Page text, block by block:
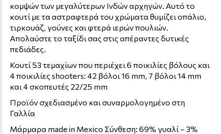
κομψών των μεγαλύτερων Ινδών αρχηγών. Αυτό το
κουτί με τα αστραφτερά του χρώματα θυμίζει οπάλιο,
τιρκουάζ, γούνες και φτερά ιερών πουλιών.
Απολαύστε το ταξίδι σας στις απέραντες δυτικές
πεδιάδες.
Κουτί 53 τεμαχίων που περιέχει 6 ποικιλίες βόλους και
4 ποικιλίες shooters: 42 βόλοι 16 mm, 7 βόλοι 14 mm
και 4 σκοπευτές 22/25 mm
Προϊόν σχεδιασμένο και συναρμολογημένο στη
Γαλλία
Μάρμαρα made in Mexico Σύνθεση: 69% γυαλί – 3%